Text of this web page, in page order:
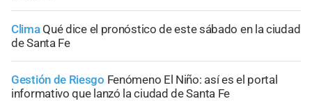
Clima Qué dice el pronóstico de este sábado en la ciudad
de Santa Fe
Gestión de Riesgo Fenómeno El Niño: así es el portal
informativo que lanzó la ciudad de Santa Fe